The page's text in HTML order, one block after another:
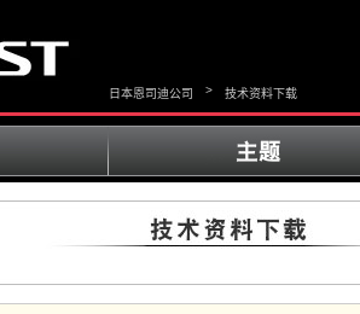
日本恩司迪公司 > 技术资料下载